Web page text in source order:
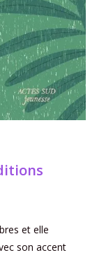
et elle
son accent